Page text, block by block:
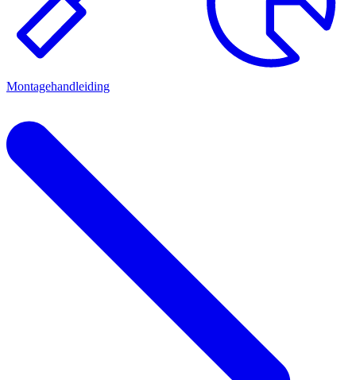
Montagehandleiding